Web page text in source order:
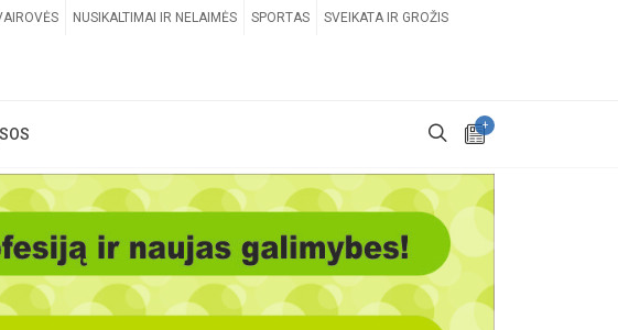
NUSIKALTIMAI IR NELAIMĖS SPORTAS SVEIKATA IR GROŽIS
+